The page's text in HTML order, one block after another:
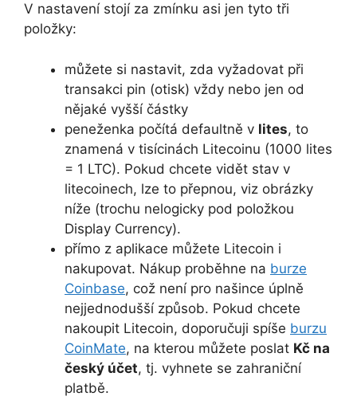
V nastavení stojí za zmínku asi jen tyto tři
položky:
můžete si nastavit, zda vyžadovat při
transakci pin (otisk) vždy nebo jen od
nějaké vyšší částky
peneženka počítá defaultně v lites, to
znamená v tisícinách Litecoinu (1000 lites
= 1 LTC). Pokud chcete vidět stav v
litecoinech, lze to přepnou, viz obrázky
níže (trochu nelogicky pod položkou
Display Currency).
přímo z aplikace můžete Litecoin i
nakupovat. Nákup proběhne na burze
Coinbase, což není pro našince úplně
nejjednodušší způsob. Pokud chcete
nakoupit Litecoin, doporučuji spíše burzu
CoinMate, na kterou můžete poslat Kč na
český účet, tj. vyhnete se zahraniční
platbě.